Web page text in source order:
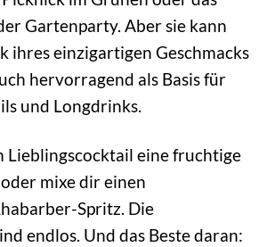
Gartenparty. Aber sie kann
ihres einzigartigen Geschmacks
hervorragend als Basis für
und Longdrinks.
Lieblingscocktail eine fruchtige
mixe dir einen
Spritz. Die
endlos. Und das Beste daran: